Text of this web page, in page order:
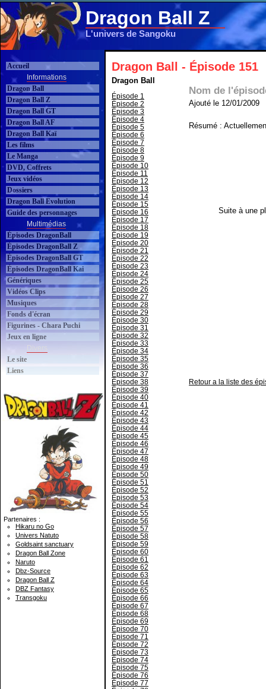
Dragon Ball Z
L'univers de Sangoku
Accueil
Informations
Dragon Ball
Dragon Ball Z
Dragon Ball GT
Dragon Ball AF
Dragon Ball Kaï
Les films
Le Manga
DVD, Coffrets
Jeux vidéos
Dossiers
Dragon Ball Evolution
Guide des personnages
Multimédias
Épisodes DragonBall
Épisodes DragonBall Z
Épisodes DragonBall GT
Épisodes DragonBall Kai
Génériques
Vidéos Clips
Musiques
Fonds d'écran
Figurines - Chara Puchi
Jeux en ligne
Le site
Liens
Partenaires :
Hikaru no Go
Univers Natuto
Goldsaint sanctuary
Dragon Ball Zone
Naruto
Dbz-Source
Dragon Ball Z
DBZ Fantasy
Transgoku
Dragon Ball - Épisode 151
Dragon Ball
Épisode 1
Épisode 2
Épisode 3
Épisode 4
Épisode 5
Épisode 6
Épisode 7
Épisode 8
Épisode 9
Épisode 10
Épisode 11
Épisode 12
Épisode 13
Épisode 14
Épisode 15
Épisode 16
Épisode 17
Épisode 18
Épisode 19
Épisode 20
Épisode 21
Épisode 22
Épisode 23
Épisode 24
Épisode 25
Épisode 26
Épisode 27
Épisode 28
Épisode 29
Épisode 30
Épisode 31
Épisode 32
Épisode 33
Épisode 34
Épisode 35
Épisode 36
Épisode 37
Épisode 38
Épisode 39
Épisode 40
Épisode 41
Épisode 42
Épisode 43
Épisode 44
Épisode 45
Épisode 46
Épisode 47
Épisode 48
Épisode 49
Épisode 50
Épisode 51
Épisode 52
Épisode 53
Épisode 54
Épisode 55
Épisode 56
Épisode 57
Épisode 58
Épisode 59
Épisode 60
Épisode 61
Épisode 62
Épisode 63
Épisode 64
Épisode 65
Épisode 66
Épisode 67
Épisode 68
Épisode 69
Épisode 70
Épisode 71
Épisode 72
Épisode 73
Épisode 74
Épisode 75
Épisode 76
Épisode 77
Nom de
Ajouté le 12/01/2009
Résumé :
Suite à une
Retour a la liste des